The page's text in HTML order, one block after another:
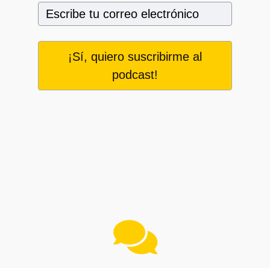
¡Sí, quiero suscribirme al
podcast!